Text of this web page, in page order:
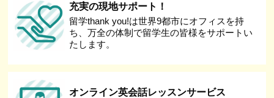
充実の現地サポート！
留学thank you!は世界9都市にオフィスを持
ち、万全の体制で留学生の皆様をサポートい
たします。
オンライン英会話レッスンサービス